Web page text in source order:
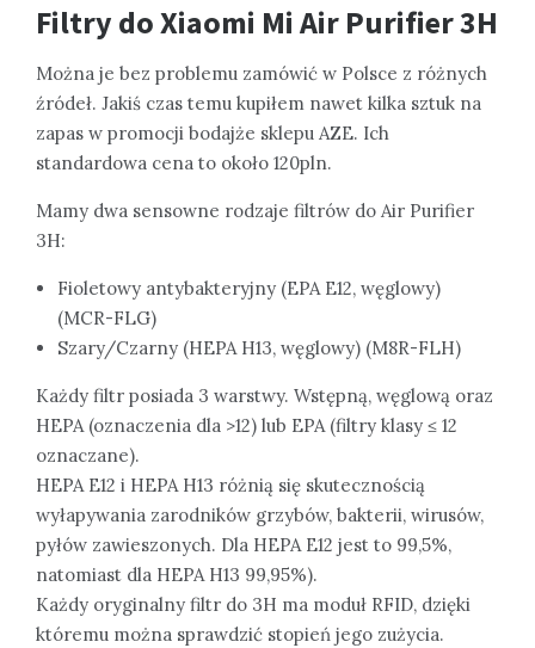
Filtry do Xiaomi Mi Air Purifier 3H
Można je bez problemu zamówić w Polsce z różnych
źródeł. Jakiś czas temu kupiłem nawet kilka sztuk na
zapas w promocji bodajże sklepu AZE. Ich
standardowa cena to około 120pln.
Mamy dwa sensowne rodzaje filtrów do Air Purifier
3H:
Fioletowy antybakteryjny (EPA E12, węglowy)
(MCR-FLG)
Szary/Czarny (HEPA H13, węglowy) (M8R-FLH)
Każdy filtr posiada 3 warstwy. Wstępną, węglową oraz
HEPA (oznaczenia dla >12) lub EPA (filtry klasy ≤ 12
oznaczane).
HEPA E12 i HEPA H13 różnią się skutecznością
wyłapywania zarodników grzybów, bakterii, wirusów,
pyłów zawieszonych. Dla HEPA E12 jest to 99,5%,
natomiast dla HEPA H13 99,95%).
Każdy oryginalny filtr do 3H ma moduł RFID, dzięki
któremu można sprawdzić stopień jego zużycia.